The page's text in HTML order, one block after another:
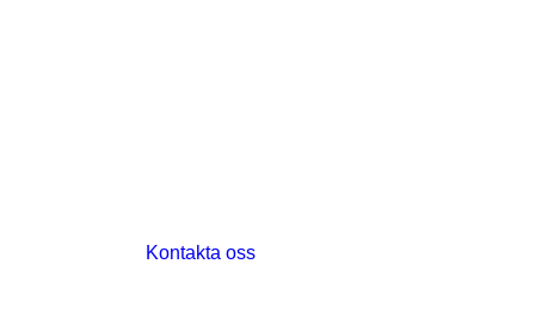
Kontakta oss